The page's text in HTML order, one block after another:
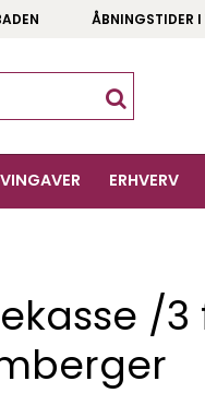
ÅBNINGSTIDER
VINGAVER ERHVERV
/